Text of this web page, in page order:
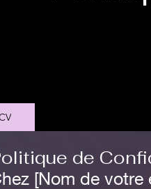
de
[Nom de votre